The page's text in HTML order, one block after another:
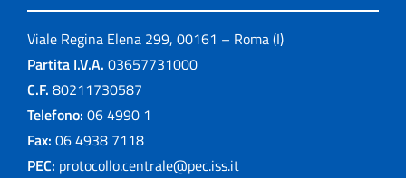
Viale Regina Elena 299, 00161 – Roma (I)
Partita I.V.A. 03657731000
C.F. 80211730587
Telefono: 06 4990 1
Fax: 06 4938 7118
PEC: protocollo.centrale@pec.iss.it